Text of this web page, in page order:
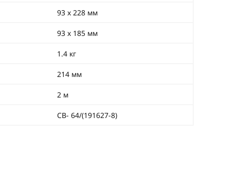
93 х 228 мм
93 х 185 мм
1.4 кг
214 мм
2 м
СВ- 64/(191627-8)